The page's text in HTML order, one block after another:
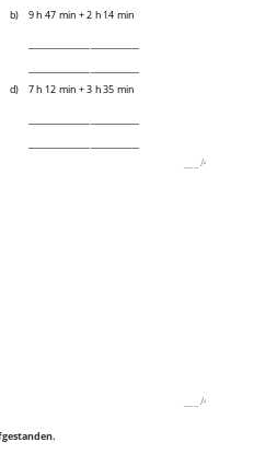
b) 9 h 47 min + 2 h 14 min
d) 7 h 12 min + 3 h 35 min
/4P
/4P